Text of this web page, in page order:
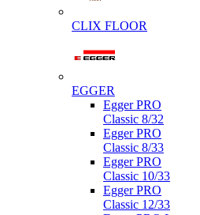
CLIX FLOOR
EGGER
Egger PRO
Classic 8/32
Egger PRO
Classic 8/33
Egger PRO
Classic 10/33
Egger PRO
Classic 12/33